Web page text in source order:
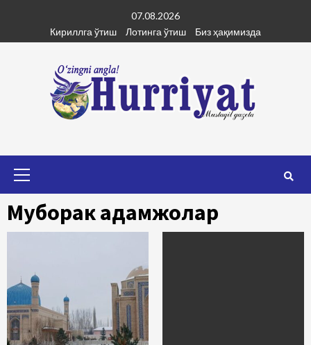
content
07.08.2026
Кириллга ўтиш
Лотинга ўтиш Биз ҳақимизда
Муборак қадамжолар